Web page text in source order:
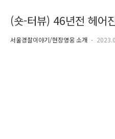
(숏-터뷰) 46년전 헤어
서울경찰이야기/현장영웅 소개